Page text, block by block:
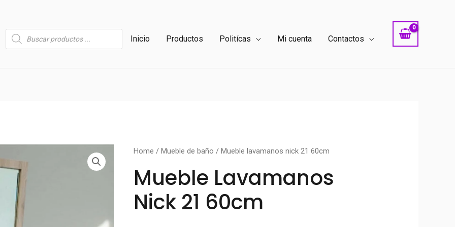
Búsqueda
de
productos
Inicio Productos Politícas Mi cuenta Contactos
Home /Mueble de baño / Mueble lavamanos nick 21 60cm
Mueble Lavamanos
Nick 21 60cm
Mueble
nick
21
60cm